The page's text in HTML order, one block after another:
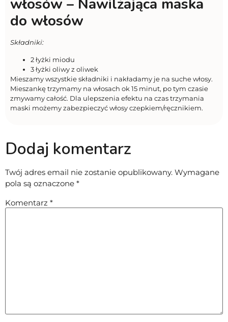
włosów – Nawilżająca maska
do włosów
Składniki:
2 łyżki miodu
3 łyżki oliwy z oliwek
Mieszamy wszystkie składniki i nakładamy je na suche włosy.
Mieszankę trzymamy na włosach ok 15 minut, po tym czasie
zmywamy całość. Dla ulepszenia efektu na czas trzymania
maski możemy zabezpieczyć włosy czepkiem/ręcznikiem.
Dodaj komentarz
Twój adres email nie zostanie opublikowany. Wymagane
pola są oznaczone *
Komentarz *